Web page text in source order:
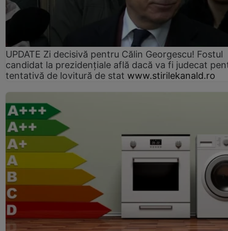
UPDATE Zi decisivă pentru Călin Georgescu! Fostul
candidat la prezidențiale află dacă va fi judecat
tentativă de lovitură de stat www.stirilekanald.ro